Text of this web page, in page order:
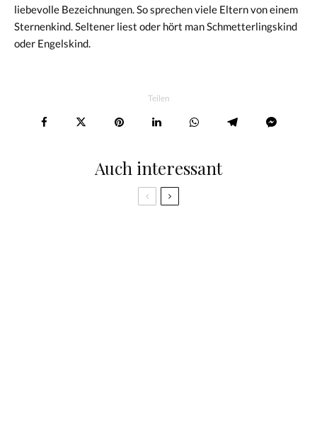
liebevolle Bezeichnungen. So sprechen viele Eltern von einem
Sternenkind. Seltener liest oder hört man Schmetterlingskind
oder Engelskind.
Teilen
Auch interessant